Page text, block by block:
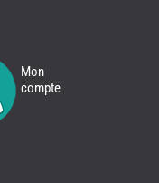
Mon
compte